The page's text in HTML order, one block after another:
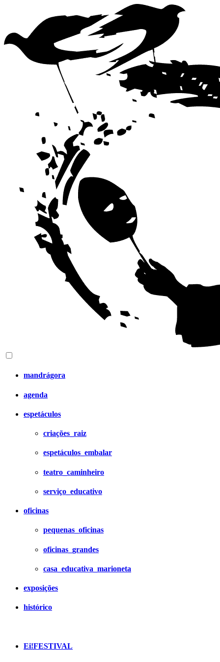
mandrágora
agenda
espetáculos
criações_raiz
espetáculos_embalar
teatro_caminheiro
serviço_educativo
oficinas
pequenas_oficinas
oficinas_grandes
casa_educativa_marioneta
exposições
histórico
Ei!FESTIVAL